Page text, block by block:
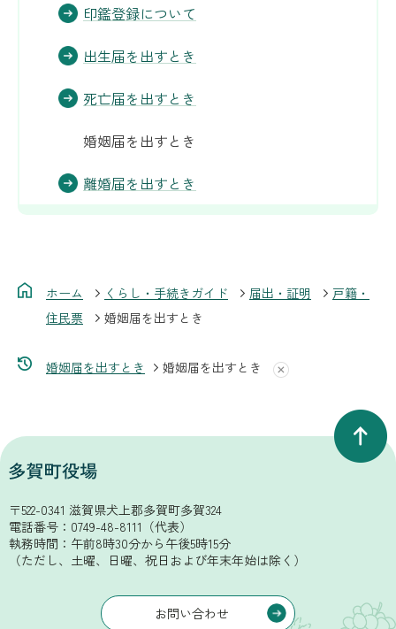
印鑑登録について
出生届を出すとき
死亡届を出すとき
婚姻届を出すとき
離婚届を出すとき
ホーム くらし・手続きガイド 届出・証明
戸籍・
住民票
婚姻届を出すとき
婚姻届を出すとき 婚姻届を出すとき
〒522-0341 滋賀県犬上郡多賀町多賀324
電話番号： 0749-48-8111 （代表）
執務時間：午前8時30分から午後5時15分
（ただし、土曜、日曜、祝日および年末年始は除く）
お問い合わせ